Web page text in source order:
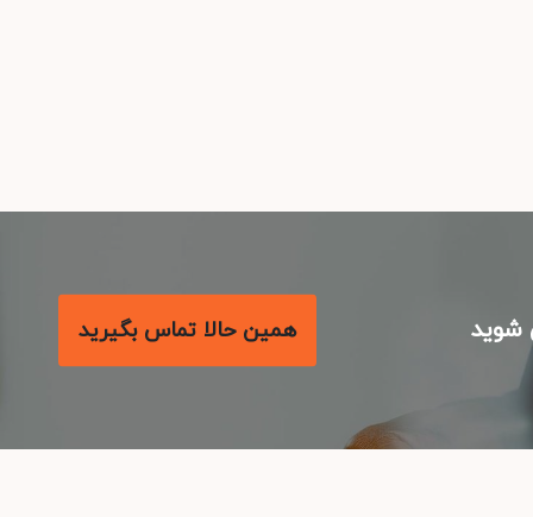
همین حالا تماس بگیرید